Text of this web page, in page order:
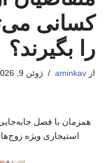
کسانی
را بگیرند؟
از aminkav ژوئن 9, 2026
همزمان با فصل
استیجاری ویژه